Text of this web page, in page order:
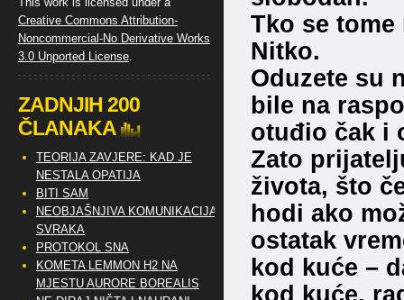
Tko se
Nitko.
Oduzete su
bile na
otuđio čak i
Zato
života, što
hodi ako
ostatak
kod kuće –
Creative Commons Attribution-
Noncommercial-No Derivative Works
3.0 Unported License.
ZADNJIH 200
ČLANAKA
TEORIJA ZAVJERE: KAD JE
NESTALA OPATIJA
BITI SAM
NEOBJAŠNJIVA KOMUNIKACIJA
SVRAKA
PROTOKOL SNA
KOMETA LEMMON H2 NA
MJESTU AURORE BOREALIS